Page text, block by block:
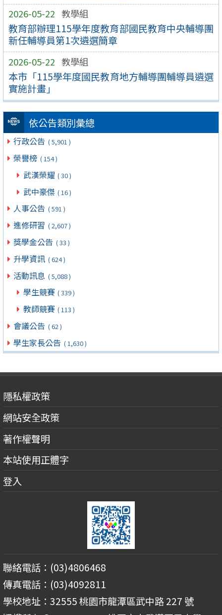
2026-05-22 教學組
教育部辦理115學年度教育部國民教育中央輔導團
新任輔導員第1次遴選簡章
2026-05-22 教學組
本市「115學年度國民教育地方輔導團輔導員遴選
實施計畫」
依公告類別彙總
行政公告 ( 5,901 )
榮譽榜 ( 154 )
武漢榮耀 ( 30 )
武中豪傑 ( 16 )
人事公告 ( 591 )
進修研習 ( 2,607 )
獎學金公告 ( 33 )
升學資訊 ( 624 )
活動訊息 ( 5,088 )
學生競賽 ( 339 )
教師競賽 ( 113 )
會議公告 ( 62 )
學生家長公告 ( 1,630 )
隱私權政策
網站安全政策
著作權聲明
本站使用正體字
登入
聯絡電話：(03)4806468
傳真電話：(03)4092811
學校地址：32555 桃園市龍潭區武中路 227 號